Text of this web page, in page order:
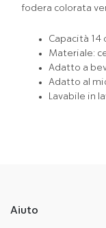
fodera colorata
Capacità 14
Materiale:
Adatto a
Adatto al
Lavabile in
Aiuto